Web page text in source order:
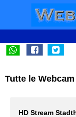
Tutte le
HD Stream